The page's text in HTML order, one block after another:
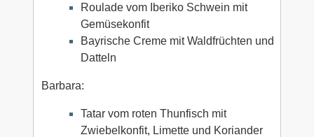
Roulade vom Iberiko Schwein mit
Gemüsekonfit
Bayrische Creme mit Waldfrüchten und
Datteln
Barbara:
Tatar vom roten Thunfisch mit
Zwiebelkonfit, Limette und Koriander